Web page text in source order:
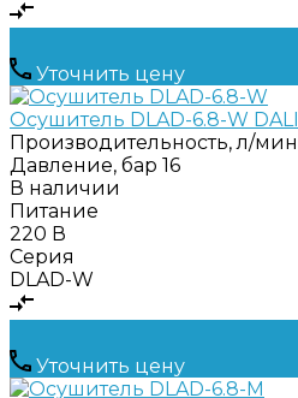
Уточнить цену
Осушитель DLAD-6.8-W DALI
Производительность, л/мин
Давление, бар 16
В наличии
Питание
220 В
Серия
DLAD-W
Уточнить цену